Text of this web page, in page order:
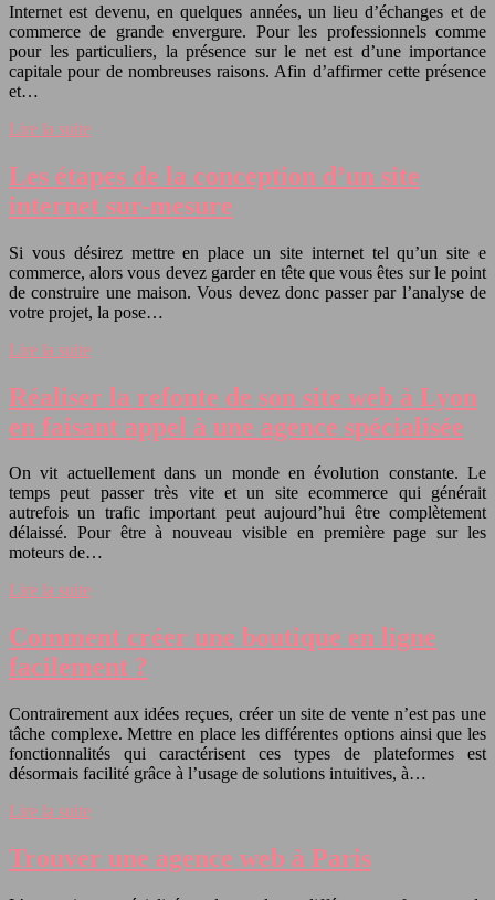
Internet est devenu, en quelques années, un lieu d’échanges et de
commerce de grande envergure. Pour les professionnels comme
pour les particuliers, la présence sur le net est d’une importance
capitale pour de nombreuses raisons. Afin d’affirmer cette présence
et…
Lire la suite
Les étapes de la conception d’un site
internet sur-mesure
Si vous désirez mettre en place un site internet tel qu’un site e
commerce, alors vous devez garder en tête que vous êtes sur le point
de construire une maison. Vous devez donc passer par l’analyse de
votre projet, la pose…
Lire la suite
Réaliser la refonte de son site web à Lyon
en faisant appel à une agence spécialisée
On vit actuellement dans un monde en évolution constante. Le
temps peut passer très vite et un site ecommerce qui générait
autrefois un trafic important peut aujourd’hui être complètement
délaissé. Pour être à nouveau visible en première page sur les
moteurs de…
Lire la suite
Comment créer une boutique en ligne
facilement ?
Contrairement aux idées reçues, créer un site de vente n’est pas une
tâche complexe. Mettre en place les différentes options ainsi que les
fonctionnalités qui caractérisent ces types de plateformes est
désormais facilité grâce à l’usage de solutions intuitives, à…
Lire la suite
Trouver une agence web à Paris